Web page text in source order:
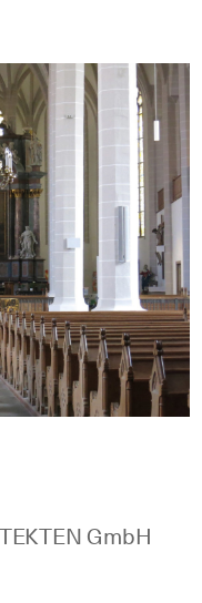
GmbH